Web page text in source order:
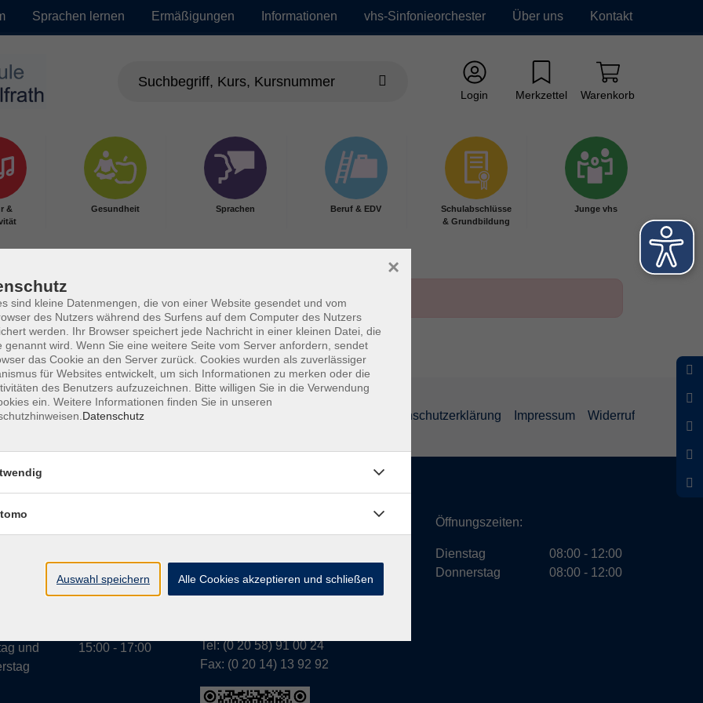
Sprachen lernen Ermäßigungen Informationen vhs-Sinfonieorchester Über uns Kontakt
Login Merkzettel Warenkorb
&
Gesundheit Sprachen Beruf & EDV
Schulabschlüsse
& Grundbildung
Junge vhs
Datenschutzerklärung Impressum Widerruf
und
15:00 - 17:00
Schulstraße 7
42489 Wülfrath
Tel: (0 20 58) 91 00 24
Fax: (0 20 14) 13 92 92
Öffnungszeiten:
Dienstag
Donnerstag
08:00 - 12:00
08:00 - 12:00
sind kleine Datenmengen, die von einer Website gesendet und vom
des Nutzers während des Surfens auf dem Computer des Nutzers
werden. Ihr Browser speichert jede Nachricht in einer kleinen Datei, die
genannt wird. Wenn Sie eine weitere Seite vom Server anfordern, sendet
das Cookie an den Server zurück. Cookies wurden als zuverlässiger
für Websites entwickelt, um sich Informationen zu merken oder die
des Benutzers aufzuzeichnen. Bitte willigen Sie in die Verwendung
ein. Weitere Informationen finden Sie in unseren
Datenschutz
×
Auswahl speichern Alle Cookies akzeptieren und schließen